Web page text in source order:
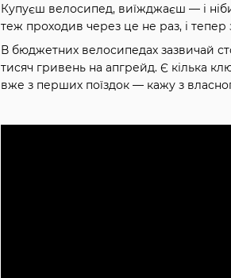
Купуєш велосипед, виїжджаєш — і
теж проходив через це не раз, і
В бюджетних велосипедах зазвичай
тисяч гривень на апгрейд. Є кілька
вже з перших поїздок — кажу з